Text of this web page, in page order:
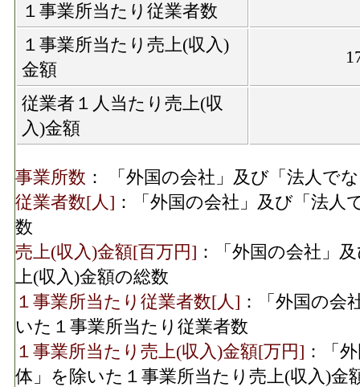
１事業所当たり従業者数
１事業所当たり売上(収入)
金額
従業者１人当たり売上(収
入)金額
事業所数 ： 「外国の会社」及び「法人で
従業者数[人] ：「外国の会社」及び「法
数
売上(収入)金額[百万円] ：「外国の会社」
上(収入)金額の総数
１事業所当たり従業者数[人] ：「外国の会
いた１事業所当たり従業者数
１事業所当たり売上(収入)金額[万円] ：「
体」を除いた１事業所当たり売上(収入)金